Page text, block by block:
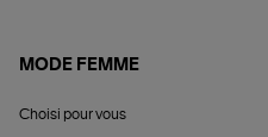
MODE FEMME
Choisi pour vous